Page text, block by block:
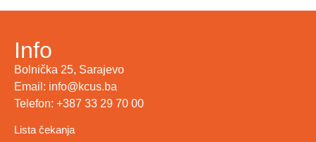
Info
Bolnička 25, Sarajevo
Email: info@kcus.ba
Telefon: +387 33 29 70 00
Lista čekanja